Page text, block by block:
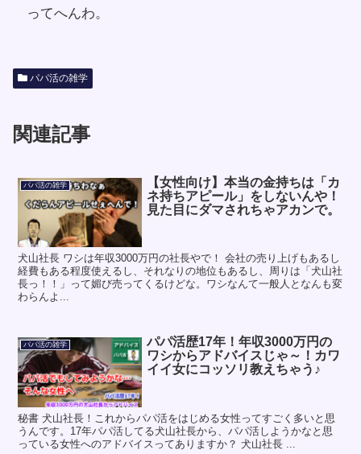
ってへんわ。
パパ活の雑学
関連記事
パパ活の雑学
【女性向け】本当の金持ちは「カ
ネ持ちアピール」をしないんや！
見た目にダマされちゃアカンで。
犬山社長 ワシは年収3000万円の社長やで！ 会社の売り上げもあるし
経費もある程度使えるし、それなりの地位もあるし、周りは「犬山社
長っ！！」って媚び売ってくるけどな。ワシなんて一般人となんも変
わらんよ...
パパ活の雑学
パパ活歴17年！年収3000万円の
ワシからアドバイスじゃ～！カワ
イイ女にコッソリ教えちゃう♪
秘書 犬山社長！これからパパ活をはじめる女性ってすごく多いと思
うんです。17年パパ活してる犬山社長から、パパ活しようかなと思
っている女性へのアドバイスってありますか？ 犬山社長 ...